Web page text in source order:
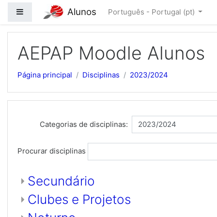
Painel lateral Alunos Português - Portugal ‎(pt)‎
AEPAP Moodle Alunos
Página principal Disciplinas 2023/2024
Categorias de disciplinas:
Procurar disciplinas
Secundário
Clubes e Projetos